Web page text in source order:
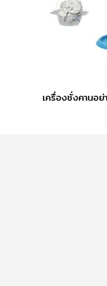
เครื่องชั่งคานอย่